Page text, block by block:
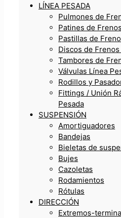
LÍNEA PESADA
Pulmones de
Patines de
Pastillas de
Discos de
Tambores de
Válvulas Línea
Rodillos y
Fittings / Unión
Pesada
SUSPENSIÓN
Amortiguadores
Bandejas
Bieletas de
Bujes
Cazoletas
Rodamientos
Rótulas
DIRECCIÓN
Extremos-